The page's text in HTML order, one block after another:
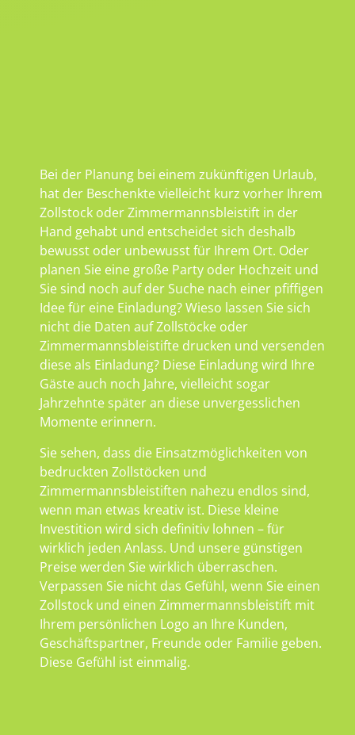
Bei der Planung bei einem zukünftigen Urlaub,
hat der Beschenkte vielleicht kurz vorher Ihrem
Zollstock oder Zimmermannsbleistift in der
Hand gehabt und entscheidet sich deshalb
bewusst oder unbewusst für Ihrem Ort. Oder
planen Sie eine große Party oder Hochzeit und
Sie sind noch auf der Suche nach einer pfiffigen
Idee für eine Einladung? Wieso lassen Sie sich
nicht die Daten auf Zollstöcke oder
Zimmermannsbleistifte drucken und versenden
diese als Einladung? Diese Einladung wird Ihre
Gäste auch noch Jahre, vielleicht sogar
Jahrzehnte später an diese unvergesslichen
Momente erinnern.
Sie sehen, dass die Einsatzmöglichkeiten von
bedruckten Zollstöcken und
Zimmermannsbleistiften nahezu endlos sind,
wenn man etwas kreativ ist. Diese kleine
Investition wird sich definitiv lohnen – für
wirklich jeden Anlass. Und unsere günstigen
Preise werden Sie wirklich überraschen.
Verpassen Sie nicht das Gefühl, wenn Sie einen
Zollstock und einen Zimmermannsbleistift mit
Ihrem persönlichen Logo an Ihre Kunden,
Geschäftspartner, Freunde oder Familie geben.
Diese Gefühl ist einmalig.